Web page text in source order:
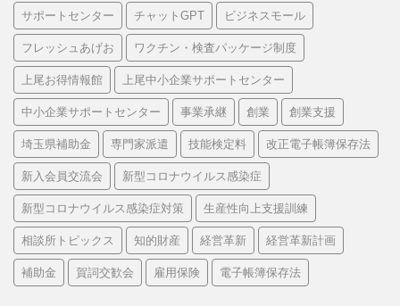
サポートセンター チャットGPT ビジネスモール
フレッシュあげお ワクチン・検査パッケージ制度
上尾お得情報館 上尾中小企業サポートセンター
中小企業サポートセンター 事業承継 創業 創業支援
埼玉県補助金 専門家派遣 技能検定料 改正電子帳簿保存法
新入会員交流会 新型コロナウイルス感染症
新型コロナウイルス感染症対策 生産性向上支援訓練
相談所トピックス 知的財産 経営革新 経営革新計画
補助金 賀詞交歓会 雇用保険 電子帳簿保存法